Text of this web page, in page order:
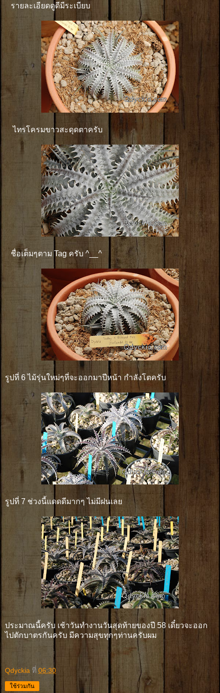
รายละเอียดดูดีมีระเบียบ
ไทรโครมขาวสะดุดตาครับ
ชื่อเต็มๆตาม Tag ครับ ^__^
รูปที่ 6 ไม้รุ่นใหม่ๆที่จะออกมาปีหน้า กำลังโตครับ
รูปที่ 7 ช่วงนี้แดดดีมากๆ ไม่มีฝนเลย
ประมาณนี้ครับ เช้าวันทำงานวันสุดท้ายของปี 58 เดี๋ยวจะออก
ไปตักบาตรกันครับ มีความสุขทุกๆท่านครับผม
Qdyckia ที่ 06:30
ใช้ร่วมกัน